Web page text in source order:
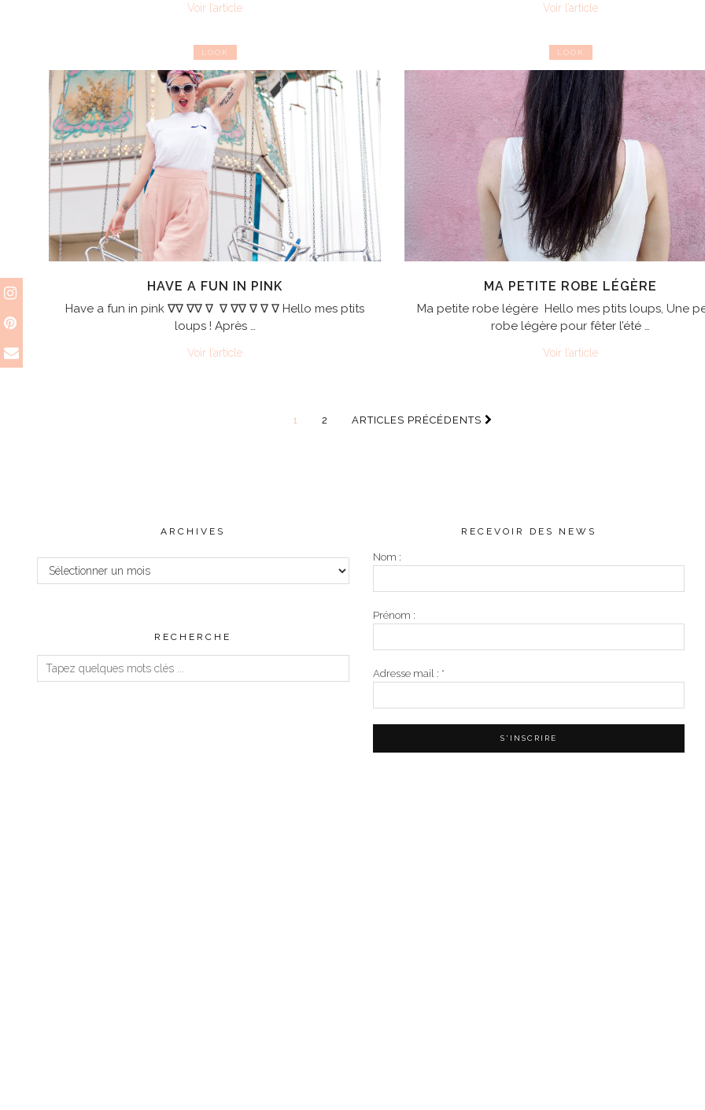
Voir l’article Voir l’article
LOOK
HAVE A FUN IN PINK
Have a fun in pink ∇∇ ∇∇ ∇ ∇ ∇∇ ∇ ∇ ∇ Hello mes ptits
loups ! Après …
Voir l’article
LOOK
MA PETITE ROBE LÉGÈRE
Ma petite robe légère Hello mes ptits loups, Une
robe légère pour fêter l’été …
Voir l’article
1 2 ARTICLES PRÉCÉDENTS
ARCHIVES
Archives
RECHERCHE
RECEVOIR DES NEWS
Nom :
Prénom :
Adresse mail : *